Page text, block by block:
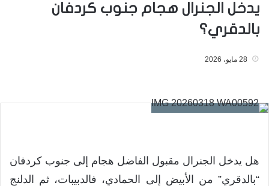
يدخل الجنرال هجام جنوب كردفان
بالدقري؟
28 مايو، 2026
هل يدخل الجنرال مقبول الفاضل هجام إلى جنوب كردفان
“بالدقري” من الأبيض إلى الحمادي، فالدبيبات، ثم الدلنج